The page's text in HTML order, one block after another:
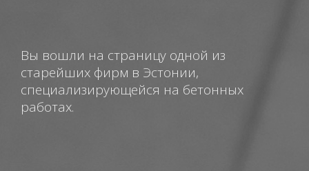
Вы вошли на страницу одной из
старейших фирм в Эстонии,
специализирующейся на бетонных
работах.